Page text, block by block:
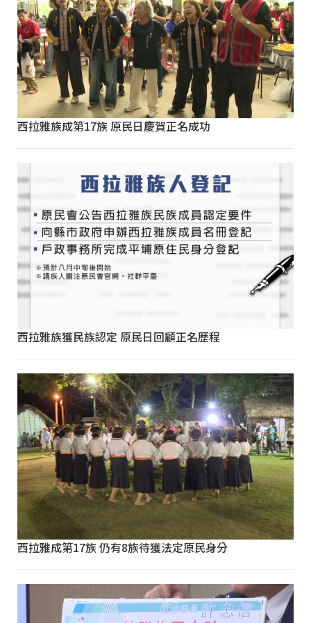
西拉雅族成第17族 原民日慶賀正名成功
西拉雅族獲民族認定 原民日回顧正名歷程
西拉雅成第17族 仍有8族待獲法定原民身分